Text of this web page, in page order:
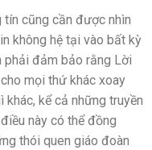
tín cũng cần được nhìn
không hệ tại vào bất kỳ
phải đảm bảo rằng Lời
mọi thứ khác xoay
kể cả những truyền
này có thể đồng
thói quen giáo đoàn